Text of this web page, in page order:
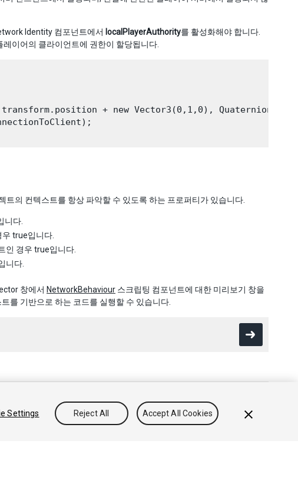
Identity 컴포넌트에서 localPlayerAuthority를 활성화해야 합니다.
이어의 클라이언트에 권한이 할당됩니다.
+ new Vector3(0,1,0),
의 컨텍스트를 항상 파악할 수 있도록 하는 프로퍼티가 있습니다.
니다.
true입니다.
인 경우 true입니다.
니다.
창에서 NetworkBehaviour 스크립팅 컴포넌트에 대한 미리보기 창을
를 기반으로 하는 코드를 실행할 수 있습니다.
보처리방침 쿠키
내 개인정보 판매 금지
Settings Reject All Accept All Cookies